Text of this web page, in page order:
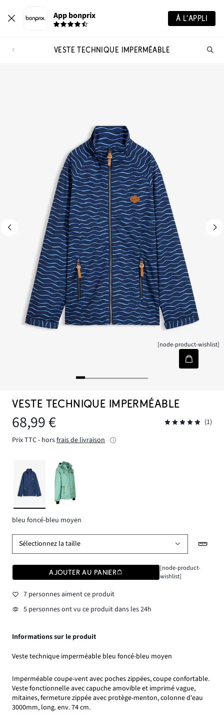
App bonprix À L’APPLI
VESTE TECHNIQUE IMPERMÉABLE
[node-product-wishlist]
VESTE TECHNIQUE IMPERMÉABLE
68,99 €
(1)
Prix TTC - horsfrais de livraison
bleu foncé-bleu moyen
Sélectionnez la taille
AJOUTER AU PANIER
[node-product-
wishlist]
7 personnes aiment ce produit
5 personnes ont vu ce produit dans les 24h
Informations sur le produit
Veste technique imperméable bleu foncé-bleu moyen
Imperméable coupe-vent avec poches zippées, coupe confortable.
Veste fonctionnelle avec capuche amovible et imprimé vague,
mitaines, fermeture zippée avec protège-menton, colonne d'eau
3000mm, long. env. 74 cm.